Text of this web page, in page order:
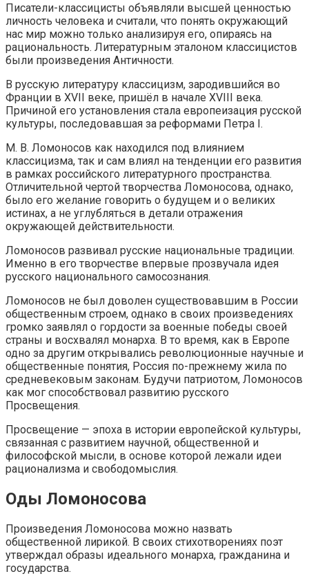
Писатели-классицисты объявляли высшей ценностью
личность человека и считали, что понять окружающий
нас мир можно только анализируя его, опираясь на
рациональность. Литературным эталоном классицистов
были произведения Античности.
В русскую литературу классицизм, зародившийся во
Франции в XVII веке, пришёл в начале XVIII века.
Причиной его установления стала европеизация русской
культуры, последовавшая за реформами Петра I.
М. В. Ломоносов как находился под влиянием
классицизма, так и сам влиял на тенденции его развития
в рамках российского литературного пространства.
Отличительной чертой творчества Ломоносова, однако,
было его желание говорить о будущем и о великих
истинах, а не углубляться в детали отражения
окружающей действительности.
Ломоносов развивал русские национальные традиции.
Именно в его творчестве впервые прозвучала идея
русского национального самосознания.
Ломоносов не был доволен существовавшим в России
общественным строем, однако в своих произведениях
громко заявлял о гордости за военные победы своей
страны и восхвалял монарха. В то время, как в Европе
одно за другим открывались революционные научные и
общественные понятия, Россия по-прежнему жила по
средневековым законам. Будучи патриотом, Ломоносов
как мог способствовал развитию русского
Просвещения.
Просвещение — эпоха в истории европейской культуры,
связанная с развитием научной, общественной и
философской мысли, в основе которой лежали идеи
рационализма и свободомыслия.
Оды Ломоносова
Произведения Ломоносова можно назвать
общественной лирикой. В своих стихотворениях поэт
утверждал образы идеального монарха, гражданина и
государства.